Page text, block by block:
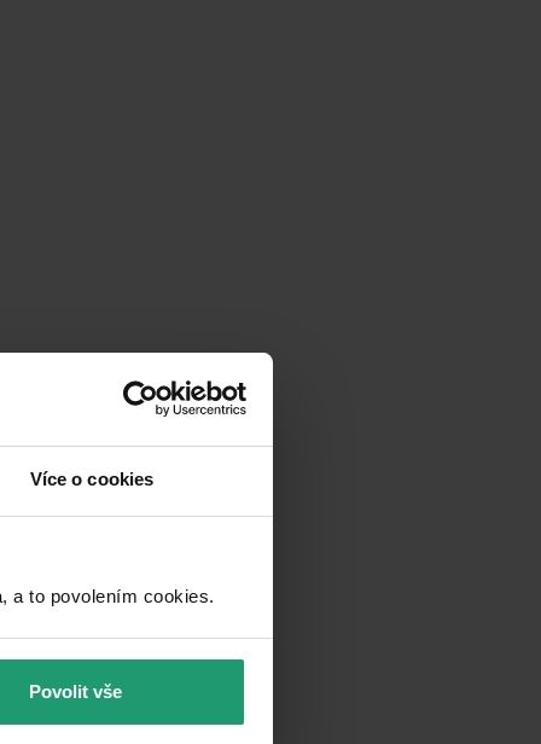
Více o cookies
a to povolením cookies.​
Povolit vše